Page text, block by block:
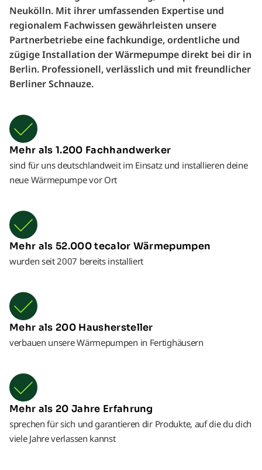
Neukölln. Mit ihrer umfassenden Expertise und
regionalem Fachwissen gewährleisten unsere
Partnerbetriebe eine fachkundige, ordentliche und
zügige Installation der Wärmepumpe direkt bei dir in
Berlin. Professionell, verlässlich und mit freundlicher
Berliner Schnauze.
Mehr als 1.200 Fachhandwerker
sind für uns deutschlandweit im Einsatz und installieren deine
neue Wärmepumpe vor Ort
Mehr als 52.000 tecalor Wärmepumpen
wurden seit 2007 bereits installiert
Mehr als 200 Haushersteller
verbauen unsere Wärmepumpen in Fertighäusern
Mehr als 20 Jahre Erfahrung
sprechen für sich und garantieren dir Produkte, auf die du dich
viele Jahre verlassen kannst